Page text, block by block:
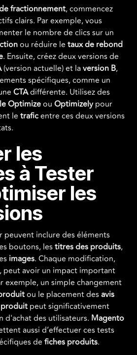
fractionnement, commencez
clairs. Par exemple, vous
le nombre de clics sur un
ou réduire le taux de rebond
. Ensuite, créez deux versions de
(version actuelle) et laversion B,
spécifiques, comme un
CTAdifférente. Utilisez des
Optimizeou Optimizelypour
le traficentre ces deux versions
les
à Tester
les
peuvent inclure des éléments
boutons, lestitres des produits,
images. Chaque modification,
peut avoir un impact important
exemple, un simple changement
ou le placement desavis
peut significativement
d'achat des utilisateurs. Magento
aussi d’effectuer ces tests
de fiches produits.